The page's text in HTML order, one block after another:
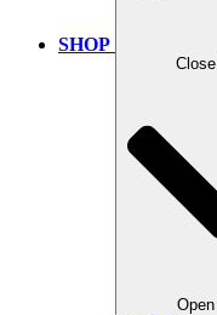
SHOP
Close
Open